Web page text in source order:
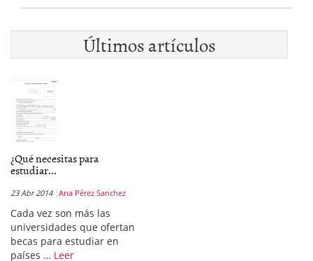
Últimos artículos
¿Qué necesitas para
estudiar...
23 Abr 2014 Ana Pérez Sanchez
Cada vez son más las
universidades que ofertan
becas para estudiar en
países … Leer